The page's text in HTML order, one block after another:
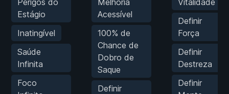
Estágio
Inatingível
Saúde
Infinita
Foco
Acessível
100% de
Chance de
Dobro de
Saque
Definir
Definir
Força
Definir
Destreza
Definir